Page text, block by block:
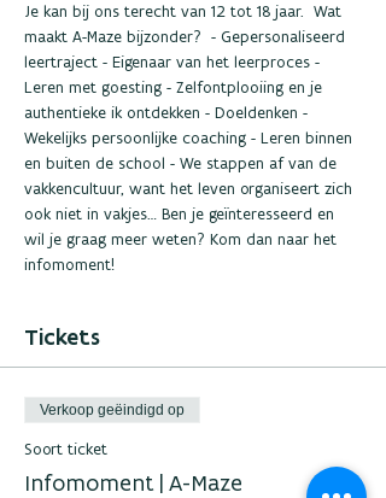
Je kan bij ons terecht van 12 tot 18 jaar.  Wat
maakt A-Maze bijzonder?  - Gepersonaliseerd
leertraject - Eigenaar van het leerproces -
Leren met goesting - Zelfontplooiing en je
authentieke ik ontdekken - Doeldenken -
Wekelijks persoonlijke coaching - Leren binnen
en buiten de school - We stappen af van de
vakkencultuur, want het leven organiseert zich
ook niet in vakjes… Ben je geïnteresseerd en
wil je graag meer weten? Kom dan naar het
infomoment!
Tickets
Verkoop geëindigd op
Soort ticket
Infomoment | A-Maze